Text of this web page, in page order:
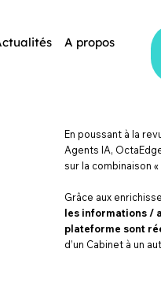
A propos
En poussant à la
Agents IA,
sur la combinaison «
Grâce aux
les informations /
plateforme sont
d’un Cabinet à un